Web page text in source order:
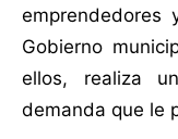
emprendedores
Gobierno
ellos, realiza
demanda que le